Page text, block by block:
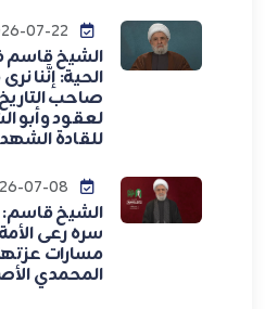
الشيخ قاسم
الحية: إنَّنا
صاحب
لعقود وأبو
للقادة
الشيخ قاسم:
سره رعى
مسارات
المحمدي